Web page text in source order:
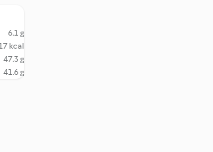
6.1 g
kcal
47.3 g
41.6 g